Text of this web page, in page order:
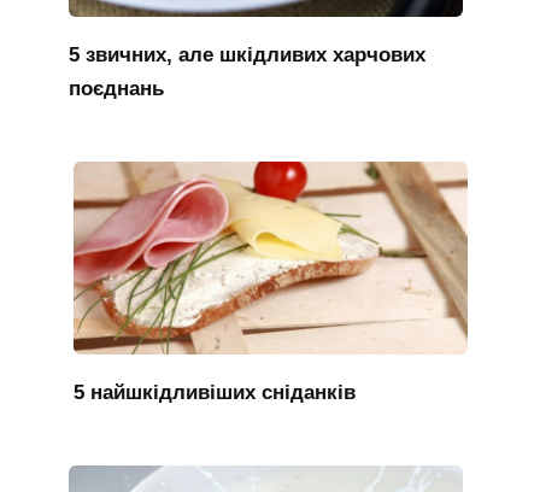
5 звичних, але шкідливих харчових
поєднань
5 найшкідливіших сніданків